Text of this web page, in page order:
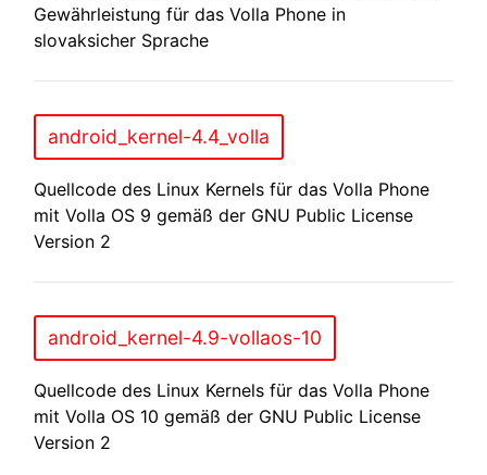
Gewährleistung für das Volla Phone in
slovaksicher Sprache
android_kernel-4.4_volla
Quellcode des Linux Kernels für das Volla Phone
mit Volla OS 9 gemäß der GNU Public License
Version 2
android_kernel-4.9-vollaos-10
Quellcode des Linux Kernels für das Volla Phone
mit Volla OS 10 gemäß der GNU Public License
Version 2